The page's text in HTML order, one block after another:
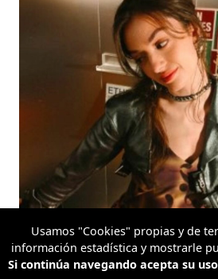
Usamos "Cookies" propias y de
información estadística y mostrarle
Si continúa navegando acepta su